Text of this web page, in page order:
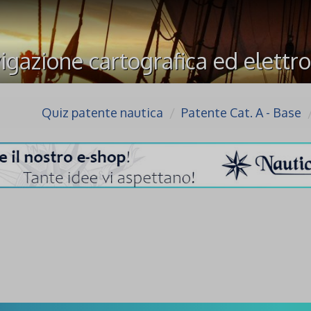
cartografica ed
Quiz patente nautica Patente Cat. A - Base